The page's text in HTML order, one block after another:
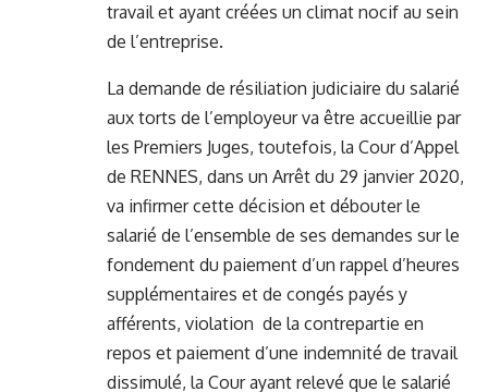
travail et ayant créées un climat nocif au sein
de l’entreprise.
La demande de résiliation judiciaire du salarié
aux torts de l’employeur va être accueillie par
les Premiers Juges, toutefois, la Cour d’Appel
de RENNES, dans un Arrêt du 29 janvier 2020,
va infirmer cette décision et débouter le
salarié de l’ensemble de ses demandes sur le
fondement du paiement d’un rappel d’heures
supplémentaires et de congés payés y
afférents, violation de la contrepartie en
repos et paiement d’une indemnité de travail
dissimulé, la Cour ayant relevé que le salarié